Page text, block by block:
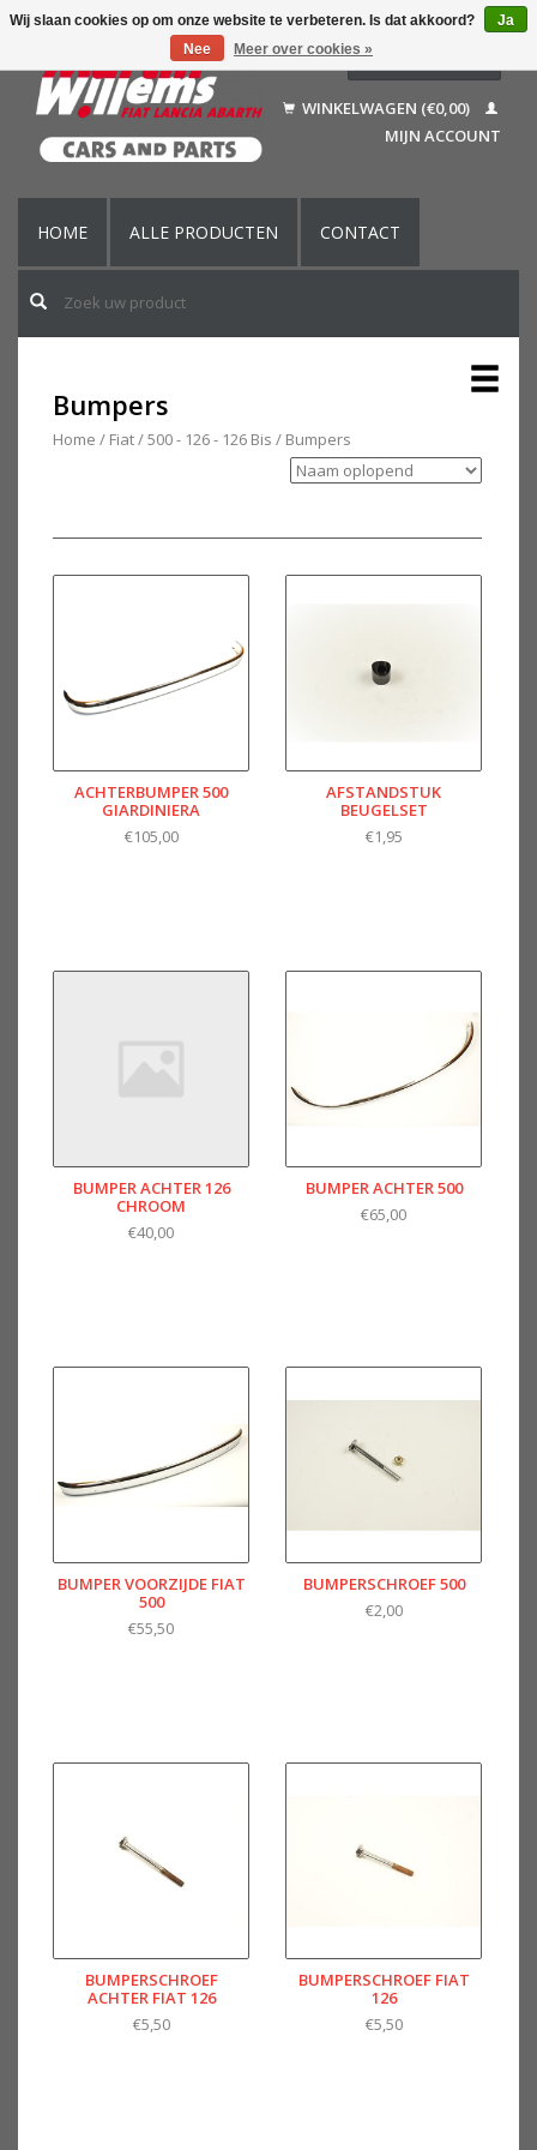
Français
English (US)
WINKELWAGEN (€0,00)
MIJN ACCOUNT
HOME ALLE PRODUCTEN CONTACT
Bumpers
Home / Fiat/500 - 126 - 126 Bis / Bumpers
ACHTERBUMPER 500
GIARDINIERA
€105,00
AFSTANDSTUK
BEUGELSET
€1,95
BUMPER ACHTER 126
CHROOM
€40,00
BUMPER ACHTER 500
€65,00
BUMPER VOORZIJDE FIAT
500
€55,50
BUMPERSCHROEF 500
€2,00
BUMPERSCHROEF
ACHTER FIAT 126
€5,50
BUMPERSCHROEF FIAT
126
€5,50
Wij slaan cookies op om onze website te verbeteren. Is dat akkoord?
Ja
Nee
Meer over cookies »